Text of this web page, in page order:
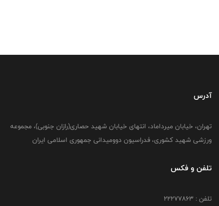
آدرس
تهران، خیابان میرداماد، انتهای خیابان شهید حصاری(رازان جنوبی)، مجموعه
ورزشی شهید کشوری، فدراسیون دوومیدانی جمهوری اسلامی ایران
تلفن و فکس
تلفن : 22277863